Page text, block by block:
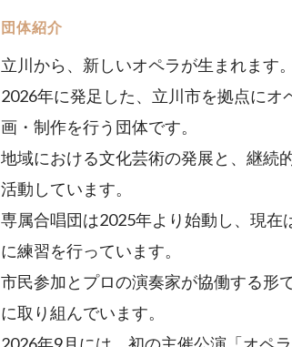
団体紹介
立川から、新しいオペラが生まれます。
2026年に発足した、立川市を拠点に
画・制作を行う団体です。
地域における文化芸術の発展と、継続
活動しています。
専属合唱団は2025年より始動し、現在
に練習を行っています。
市民参加とプロの演奏家が協働する形
に取り組んでいます。